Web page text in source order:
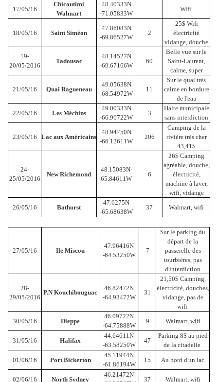
17/05/16
Chicoutimi
Walmart
48.40333N
-71.05833W
Wifi
18/05/16 Saint Siméon
47.86083N
-69.86527W
2
25$ Wifi
électricité
vidange, douche
19-
20/05/2016
Tadousac
48.14527N
-69.67166W
60
Belle vue sur le
Saint-Laurent,
calme, super
21/05/16 Quai Ragueneau
49.05638N
-68.54972W
11
Sur le quai très
calme en bordure
de l'eau
22/05/16
Les Méchins
49.00333N
-66.96722W
3
Halte municipale
sans interdiction
23/05/16 Lac aux Américains
48.94750N
-66.12611W
206
Camping de la
rivière très cher
43,41$
24-
25/05/2016
New Richemond
48.15083N-
65.84611W
6
26$ Camping
agréable, douche,
électricité,
machine à laver,
wifi, vidange
26/05/16
Bathurst
47.6275N
-65.68638W
37 Walmart, wifi
27/05/16 Ile Miscou
47.96416N
-64.53250W
7
Sur le parking du
départ de la
passerelle des
tourbières, pas
d'interdiction
28-
29/05/2016
P.N Kouchibouguac
46.82472N
-64.93472W
31
21,50$ Camping,
électricité, douches,
vidange, pas de
wifi
30/05/16
Dieppe
46.09722N
-64.75888W
9 Walmart, wifi
31/05/16 Halifax
44.64611N
-63.58250W
47
Parking 8$ au pied
de la citadelle
01/06/16 Port Bickerton
45.11944N
-61.86194W
15 Au bord d'un lac
02/06/16 North Sydney
46.21472N
37 Walmart, wifi